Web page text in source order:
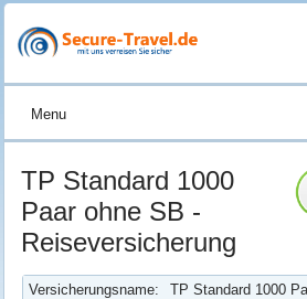
Menu
TP Standard 1000
Paar ohne SB -
Reiseversicherung
Versicherungsname:
TP Standard 1000